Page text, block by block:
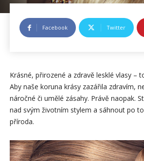
Facebook Twitter
Krásné, přirozené a zdravě lesklé vlasy –
Aby naše koruna krásy zazářila zdravím,
náročné či umělé zásahy. Právě naopak.
nad svým životním stylem a sáhnout po
příroda.